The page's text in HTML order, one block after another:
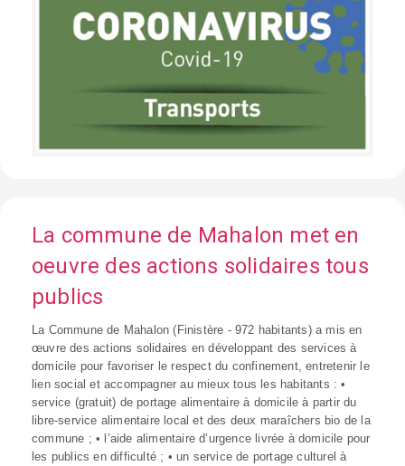
La commune de Mahalon met en
oeuvre des actions solidaires tous
publics
La Commune de Mahalon (Finistère - 972 habitants) a mis en
œuvre des actions solidaires en développant des services à
domicile pour favoriser le respect du confinement, entretenir le
lien social et accompagner au mieux tous les habitants : •
service (gratuit) de portage alimentaire à domicile à partir du
libre-service alimentaire local et des deux maraîchers bio de la
commune ; • l’aide alimentaire d’urgence livrée à domicile pour
les publics en difficulté ; • un service de portage culturel à